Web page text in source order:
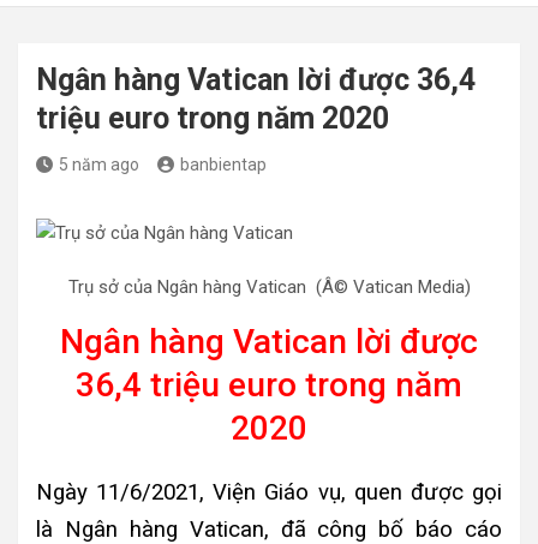
Ngân hàng Vatican lời được 36,4
triệu euro trong năm 2020
5 năm ago banbientap
Trụ sở của Ngân hàng Vatican (Â© Vatican Media)
Ngân hàng Vatican lời được
36,4 triệu euro trong năm
2020
Ngày 11/6/2021, Viện Giáo vụ, quen được gọi
là Ngân hàng Vatican, đã công bố báo cáo